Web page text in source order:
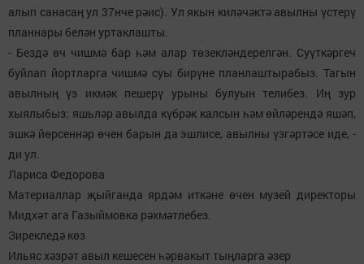
алып санасаң ул 37нче рәис). Ул якын киләчәктә авылны үстерү
планнары белән уртаклашты.
- Бездә өч чишмә бар һәм алар төзекләндерелгән. Суүткәргеч
буйлап йортларга чишмә суы бирүне планлаштырабыз. Тагын
авылның үз икмәк пешерү урыны булуын телибез. Иң зур
хыялыбыз: яшьләр авылда күбрәк калсын һәм өйләрендә яшәп,
эшкә йөрсеннәр өчен барын да эшлисе, авылны үзгәртәсе иде, -
ди ул.
Лариса Федорова
Материаллар җыйганда ярдәм иткәне өчен музей директоры
Мидхәт ага Газыймовка рәхмәтлебез.
Зирекледә көз
Ильяс хәзрәт авыл кешесен һәрвакыт тыңларга әзер